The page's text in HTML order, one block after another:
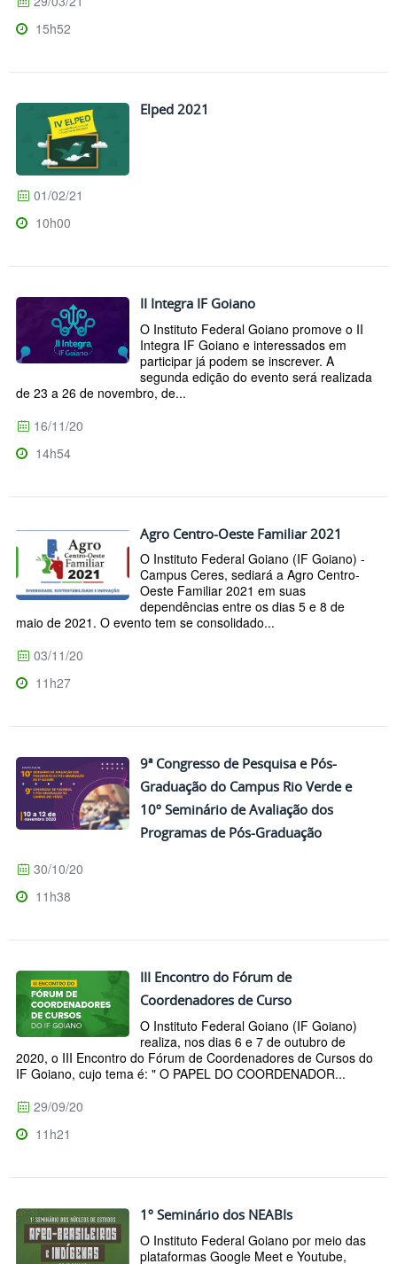
15h52
Elped 2021
01/02/21
10h00
II Integra IF Goiano
O Instituto Federal Goiano promove o II
Integra IF Goiano e interessados em
participar já podem se inscrever. A
segunda edição do evento será realizada
de 23 a 26 de novembro, de...
16/11/20
14h54
Agro Centro-Oeste Familiar 2021
O Instituto Federal Goiano (IF Goiano) -
Campus Ceres, sediará a Agro Centro-
Oeste Familiar 2021 em suas
dependências entre os dias 5 e 8 de
maio de 2021. O evento tem se consolidado...
03/11/20
11h27
9ª Congresso de Pesquisa e Pós-
Graduação do Campus Rio Verde e
10º Seminário de Avaliação dos
Programas de Pós-Graduação
30/10/20
11h38
III Encontro do Fórum de
Coordenadores de Curso
O Instituto Federal Goiano (IF Goiano)
realiza, nos dias 6 e 7 de outubro de
2020, o III Encontro do Fórum de Coordenadores de Cursos do
IF Goiano, cujo tema é: " O PAPEL DO COORDENADOR...
29/09/20
11h21
1º Seminário dos NEABIs
O Instituto Federal Goiano por meio das
plataformas Google Meet e Youtube,